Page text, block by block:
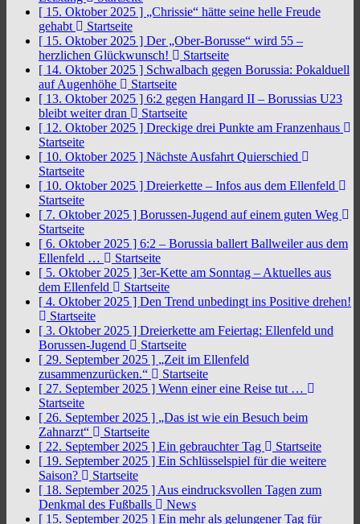
[ 15. Oktober 2025 ] „Chrissie“ hätte seine helle Freude
gehabt
Startseite
[ 15. Oktober 2025 ] Der „Ober-Borusse“ wird 55 –
herzlichen Glückwunsch!
Startseite
[ 14. Oktober 2025 ] Schwalbach gegen Borussia: Pokalduell
auf Augenhöhe
Startseite
[ 13. Oktober 2025 ] 6:2 gegen Hangard II – Borussias U23
bleibt weiter dran
Startseite
[ 12. Oktober 2025 ] Dreckige drei Punkte am Franzenhaus
Startseite
[ 10. Oktober 2025 ] Nächste Ausfahrt Quierschied
Startseite
[ 10. Oktober 2025 ] Dreierkette – Infos aus dem Ellenfeld
Startseite
[ 7. Oktober 2025 ] Borussen-Jugend auf einem guten Weg
Startseite
[ 6. Oktober 2025 ] 6:2 – Borussia ballert Ballweiler aus dem
Ellenfeld …
Startseite
[ 5. Oktober 2025 ] 3er-Kette am Sonntag – Aktuelles aus
dem Ellenfeld
Startseite
[ 4. Oktober 2025 ] Den Trend unbedingt ins Positive drehen!
Startseite
[ 3. Oktober 2025 ] Dreierkette am Feiertag: Ellenfeld und
Borussen-Jugend
Startseite
[ 29. September 2025 ] „Zeit im Ellenfeld
zusammenzurücken.“
Startseite
[ 27. September 2025 ] Wenn einer eine Reise tut …
Startseite
[ 26. September 2025 ] „Das ist wie ein Besuch beim
Zahnarzt“
Startseite
[ 22. September 2025 ] Ein gebrauchter Tag
Startseite
[ 19. September 2025 ] Ein Schlüsselspiel für die weitere
Saison?
Startseite
[ 18. September 2025 ] Aus eindrucksvollen Tagen zum
Denkmal des Fußballs
News
[ 15. September 2025 ] Ein mehr als gelungener Tag für